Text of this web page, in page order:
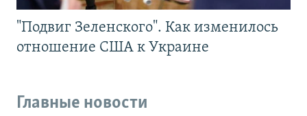
"Подвиг Зеленского". Как изменилось
отношение США к Украине
Главные новости